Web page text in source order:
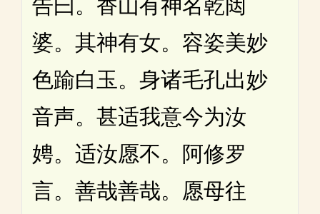
告曰。香山有神名乾闼
婆。其神有女。容姿美妙
色踰白玉。身诸毛孔出妙
音声。甚适我意今为汝
娉。适汝愿不。阿修罗
言。善哉善哉。愿母往